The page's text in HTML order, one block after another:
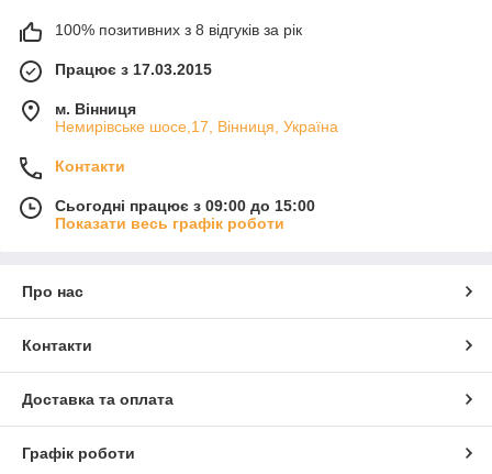
100% позитивних з 8 відгуків за рік
Працює з 17.03.2015
м. Вінниця
Немирівське шосе,17, Вінниця, Україна
Контакти
Сьогодні працює з 09:00 до 15:00
Показати весь графік роботи
Про нас
Контакти
Доставка та оплата
Графік роботи